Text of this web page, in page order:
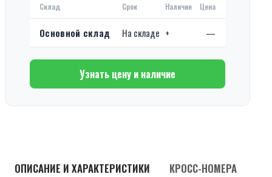
Склад Срок Наличие Цена
Основной склад На складе + —
Узнать цену и наличие
ОПИСАНИЕ И ХАРАКТЕРИСТИКИ КРОСС-НОМЕРА